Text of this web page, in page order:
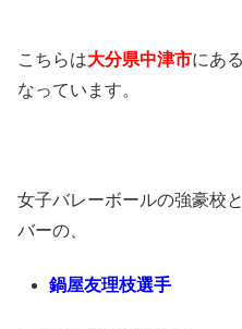
こちらは大分県中津市にあ
なっています。
女子バレーボールの強豪校
バーの、
鍋屋友理枝選手